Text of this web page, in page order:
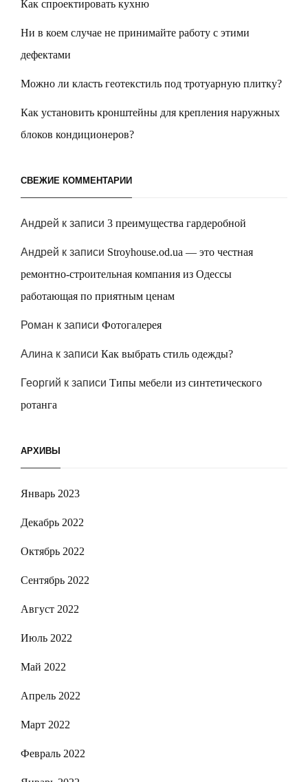
Как спроектировать кухню
Ни в коем случае не принимайте работу с этими
дефектами
Можно ли класть геотекстиль под тротуарную плитку?
Как установить кронштейны для крепления наружных
блоков кондиционеров?
СВЕЖИЕ КОММЕНТАРИИ
Андрей к записи 3 преимущества гардеробной
Андрей к записи Stroyhouse.od.ua — это честная
ремонтно-строительная компания из Одессы
работающая по приятным ценам
Роман к записи Фотогалерея
Алина к записи Как выбрать стиль одежды?
Георгий к записи Типы мебели из синтетического
ротанга
АРХИВЫ
Январь 2023
Декабрь 2022
Октябрь 2022
Сентябрь 2022
Август 2022
Июль 2022
Май 2022
Апрель 2022
Март 2022
Февраль 2022